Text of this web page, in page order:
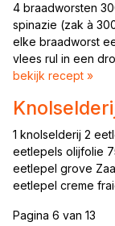
4 braadworsten
spinazie (zak à
elke braadworst
vlees rul in een
bekijk recept »
1 knolselderij 2
eetlepels olijfolie
eetlepel grove
eetlepel creme
Pagina 6 van 13